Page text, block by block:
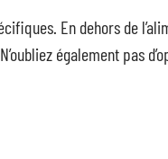
En dehors de
également pas